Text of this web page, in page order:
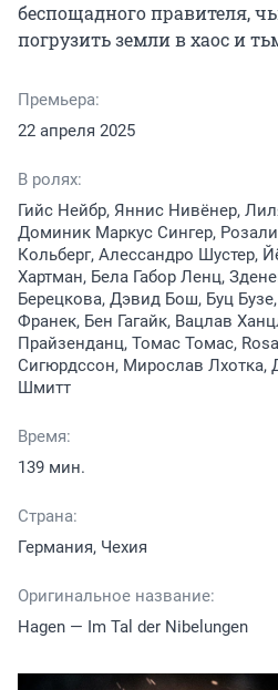
беспощадного правителя,
погрузить земли в хаос и
Премьера:
22 апреля 2025
В ролях:
Гийс Нейбр, Яннис Нивёнер,
Доминик Маркус Сингер,
Кольберг, Алессандро Шустер,
Хартман, Бела Габор Ленц,
Берецкова, Дэвид Бош, Буц
Франек, Бен Гагайк, Вацлав
Прайзенданц, Томас Томас,
Сигюрдссон, Мирослав Лхотка,
Шмитт
Время:
139 мин.
Страна:
Германия, Чехия
Оригинальное название:
Hagen — Im Tal der Nibelungen